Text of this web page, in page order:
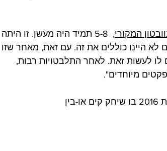
המקורי
,  5-8 תמיד היה מעשן. זו היתה
לא היינו כוללים את זה. עם זאת, מאחר שזו
לו לעשות זאת. לאחר התלבטויות רבות,